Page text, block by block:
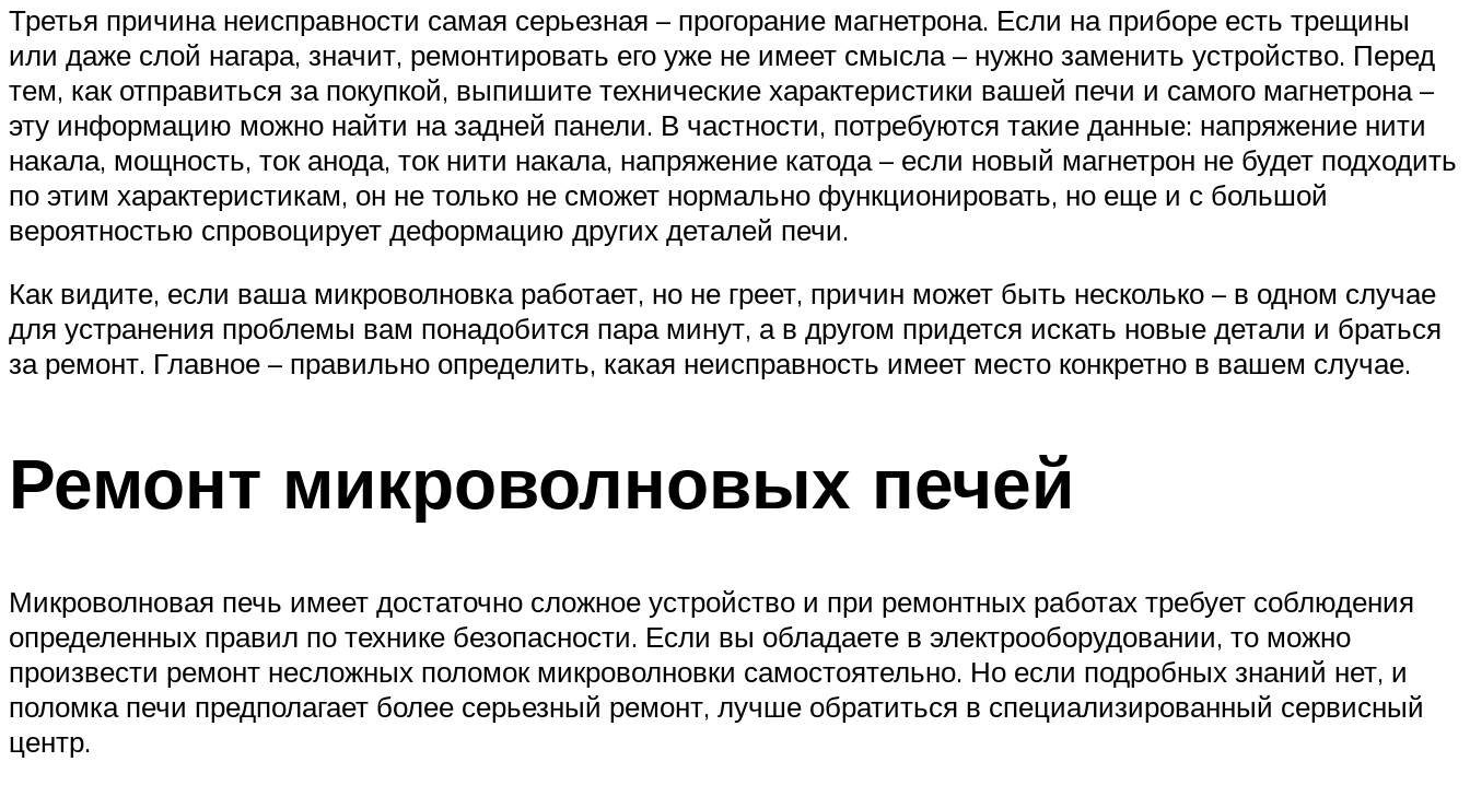
Третья причина неисправности самая серьезная – прогорание магнетрона. Если на приборе есть трещины
или даже слой нагара, значит, ремонтировать его уже не имеет смысла – нужно заменить устройство. Перед
тем, как отправиться за покупкой, выпишите технические характеристики вашей печи и самого магнетрона –
эту информацию можно найти на задней панели. В частности, потребуются такие данные: напряжение нити
накала, мощность, ток анода, ток нити накала, напряжение катода – если новый магнетрон не будет подходить
по этим характеристикам, он не только не сможет нормально функционировать, но еще и с большой
вероятностью спровоцирует деформацию других деталей печи.
Как видите, если ваша микроволновка работает, но не греет, причин может быть несколько – в одном случае
для устранения проблемы вам понадобится пара минут, а в другом придется искать новые детали и браться
за ремонт. Главное – правильно определить, какая неисправность имеет место конкретно в вашем случае.
Ремонт микроволновых печей
Микроволновая печь имеет достаточно сложное устройство и при ремонтных работах требует соблюдения
определенных правил по технике безопасности. Если вы обладаете в электрооборудовании, то можно
произвести ремонт несложных поломок микроволновки самостоятельно. Но если подробных знаний нет, и
поломка печи предполагает более серьезный ремонт, лучше обратиться в специализированный сервисный
центр.